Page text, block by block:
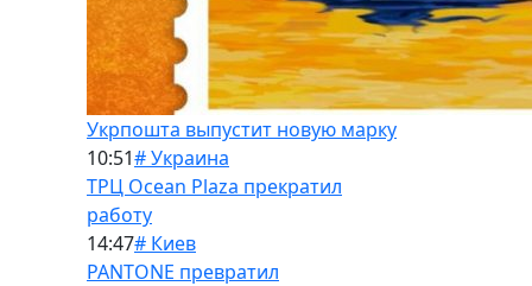
Укрпошта выпустит новую марку
10:51# Украина
ТРЦ Ocean Plaza прекратил
работу
14:47# Киев
PANTONE превратил